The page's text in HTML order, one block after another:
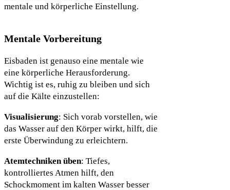
mentale und körperliche Einstellung.
Mentale Vorbereitung
Eisbaden ist genauso eine mentale wie
eine körperliche Herausforderung.
Wichtig ist es, ruhig zu bleiben und sich
auf die Kälte einzustellen:
Visualisierung: Sich vorab vorstellen, wie
das Wasser auf den Körper wirkt, hilft, die
erste Überwindung zu erleichtern.
Atemtechniken üben: Tiefes,
kontrolliertes Atmen hilft, den
Schockmoment im kalten Wasser besser